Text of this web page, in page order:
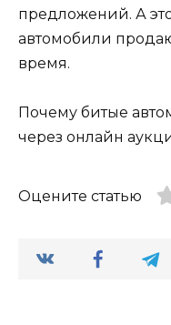
предложений. А
автомобили
время.
Почему битые
через онлайн
Оцените статью